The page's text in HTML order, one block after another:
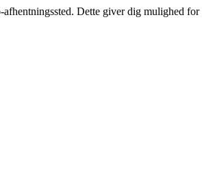
Dette giver dig mulighed for